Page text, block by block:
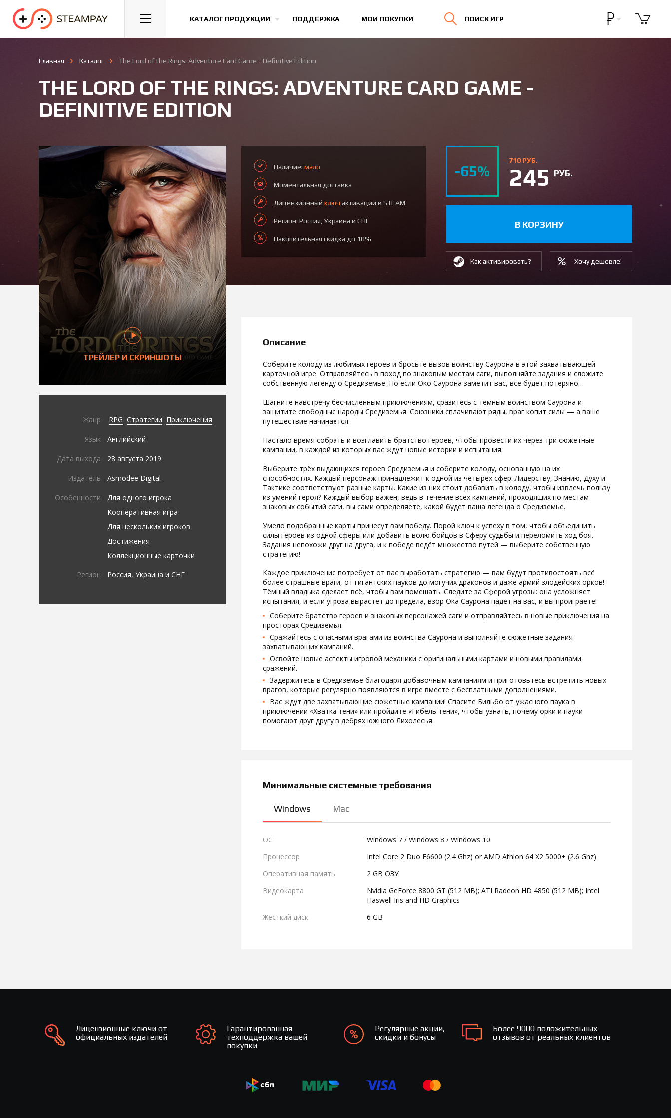
КАТАЛОГ ПРОДУКЦИИ ПОДДЕРЖКА МОИ ПОКУПКИ ПОИСК ИГР
Спорт Гонки Казуальные Все игры
Главная Каталог The Lord of the Rings: Adventure Card Game - Definitive Edition
THE LORD OF THE RINGS: ADVENTURE CARD GAME -
DEFINITIVE EDITION
ТРЕЙЛЕР И СКРИНШОТЫ
Жанр RPG Стратегии Приключения
Язык Английский
Дата выхода 28 августа 2019
Издатель Asmodee Digital
Особенности
Для одного игрока
Кооперативная игра
Для нескольких игроков
Достижения
Коллекционные карточки
Регион Россия, Украина и СНГ
Наличие: мало
Моментальная доставка
Лицензионный ключ активации в STEAM
Регион: Россия, Украина и СНГ
Накопительная скидка до 10%
-65%
710 РУБ.
245РУБ.
В КОРЗИНУ
Как активировать? Хочу дешевле!
Описание
Соберите колоду из любимых героев и бросьте вызов воинству Саурона в этой захватывающей
карточной игре. Отправляйтесь в поход по знаковым местам саги, выполняйте задания и сложите
собственную легенду о Средиземье. Но если Око Саурона заметит вас, всё будет потеряно…
Шагните навстречу бесчисленным приключениям, сразитесь с тёмным воинством Саурона и
защитите свободные народы Средиземья. Союзники сплачивают ряды, враг копит силы — а ваше
путешествие начинается.
Настало время собрать и возглавить братство героев, чтобы провести их через три сюжетные
кампании, в каждой из которых вас ждут новые истории и испытания.
Выберите трёх выдающихся героев Средиземья и соберите колоду, основанную на их
способностях. Каждый персонаж принадлежит к одной из четырёх сфер: Лидерству, Знанию, Духу и
Тактике соответствуют разные карты. Какие из них стоит добавить в колоду, чтобы извлечь пользу
из умений героя? Каждый выбор важен, ведь в течение всех кампаний, проходящих по местам
знаковых событий саги, вы сами определяете, какой будет ваша легенда о Средиземье.
Умело подобранные карты принесут вам победу. Порой ключ к успеху в том, чтобы объединить
силы героев из одной сферы или добавить волю бойцов в Сферу судьбы и переломить ход боя.
Задания непохожи друг на друга, и к победе ведёт множество путей — выберите собственную
стратегию!
Каждое приключение потребует от вас выработать стратегию — вам будут противостоять всё
более страшные враги, от гигантских пауков до могучих драконов и даже армий злодейских орков!
Тёмный владыка сделает всё, чтобы вам помешать. Следите за Сферой угрозы: она усложняет
испытания, и если угроза вырастет до предела, взор Ока Саурона падёт на вас, и вы проиграете!
Соберите братство героев и знаковых персонажей саги и отправляйтесь в новые приключения на
просторах Средиземья.
Сражайтесь с опасными врагами из воинства Саурона и выполняйте сюжетные задания
захватывающих кампаний.
Освойте новые аспекты игровой механики с оригинальными картами и новыми правилами
сражений.
Задержитесь в Средиземье благодаря добавочным кампаниям и приготовьтесь встретить новых
врагов, которые регулярно появляются в игре вместе с бесплатными дополнениями.
Вас ждут две захватывающие сюжетные кампании! Спасите Бильбо от ужасного паука в
приключении «Хватка тени» или пройдите «Гибель тени», чтобы узнать, почему орки и пауки
помогают друг другу в дебрях южного Лихолесья.
Минимальные системные требования
Windows Mac
ОС
Windows 7 / Windows 8 / Windows 10
Процессор
Intel Core 2 Duo E6600 (2.4 Ghz) or AMD Athlon 64 X2 5000+ (2.6 Ghz)
Оперативная память
2 GB ОЗУ
Видеокарта
Nvidia GeForce 8800 GT (512 MB); ATI Radeon HD 4850 (512 MB); Intel
Haswell Iris and HD Graphics
Жесткий диск
6 GB
Лицензионные ключи от
официальных издателей
Гарантированная
техподдержка вашей
покупки
Регулярные акции,
скидки и бонусы
Более 9000 положительных
отзывов от реальных клиентов